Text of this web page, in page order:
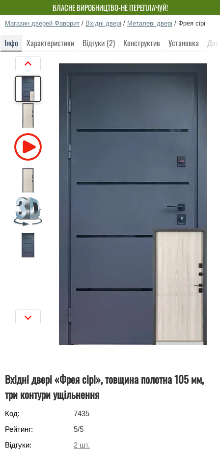
ВЛАСНЕ ВИРОБНИЦТВО-НЕ ПЕРЕПЛАЧУЙ!
Магазин дверей Фаворит / Вхідні двері / Металеві двері / Фрея сірі
Інфо Характеристики Відгуки (2) Конструктив Установка
Вхідні двері «Фрея сірі», товщина полотна 105 мм,
три контури ущільнення
Код:
7435
Рейтинг:
5/5
Відгуки:
2 шт.